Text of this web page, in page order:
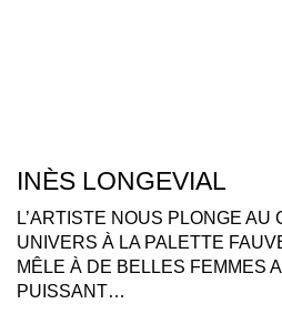
INÈS LONGEVIAL
L’ARTISTE NOUS PLONGE
UNIVERS À LA PALETTE
MÊLE À DE BELLES FEMMES
PUISSANT…